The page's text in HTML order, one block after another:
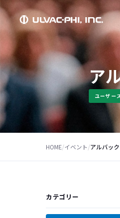
ア
ユーザー
HOME/イベント/アルバッ
カテゴリー